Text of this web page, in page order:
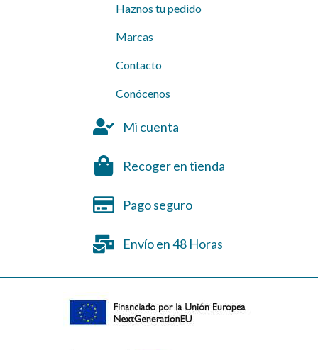
Haznos tu pedido
Marcas
Contacto
Conócenos
Mi cuenta
Recoger en tienda
Pago seguro
Envío en 48 Horas